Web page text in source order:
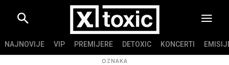
NAJNOVIJE VIP PREMIJERE DETOXIC KONCERTI
OZNAKA